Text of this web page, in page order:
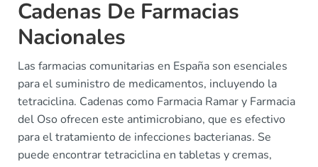
Cadenas De Farmacias
Nacionales
Las farmacias comunitarias en España son esenciales
para el suministro de medicamentos, incluyendo la
tetraciclina. Cadenas como Farmacia Ramar y Farmacia
del Oso ofrecen este antimicrobiano, que es efectivo
para el tratamiento de infecciones bacterianas. Se
puede encontrar tetraciclina en tabletas y cremas,